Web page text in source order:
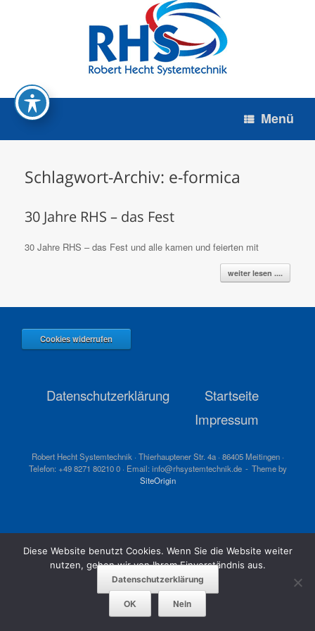
Menü
Schlagwort-Archiv: e-formica
30 Jahre RHS – das Fest
30 Jahre RHS – das Fest und alle kamen und feierten mit
weiter lesen ....
Cookies widerrufen
Startseite
Datenschutzerklärung
Impressum
Robert Hecht Systemtechnik · Thierhauptener Str. 4a · 86405 Meitingen ·
Telefon: +49 8271 80210 0 · Email: info@rhsystemtechnik.de
Theme by
SiteOrigin
Diese Website benutzt Cookies. Wenn Sie die Website weiter
nutzen, gehen wir von Ihrem Einverständnis aus.
Datenschutzerklärung
OK Nein